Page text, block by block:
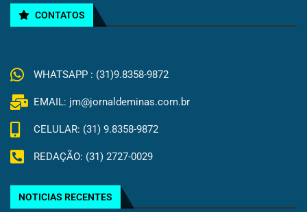
CONTATOS
WHATSAPP : (31)9.8358-9872
EMAIL: jm@jornaldeminas.com.br
CELULAR: (31) 9.8358-9872
REDAÇÃO: (31) 2727-0029
NOTICIAS RECENTES